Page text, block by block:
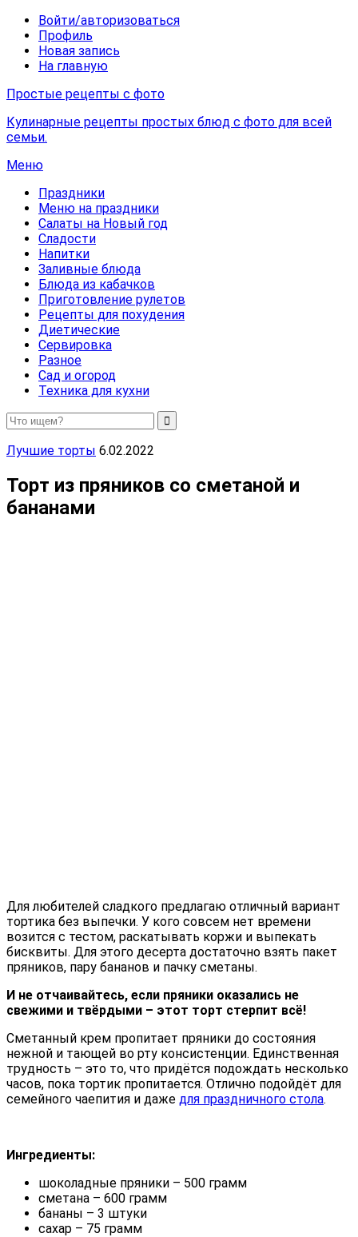
Войти/авторизоваться
Профиль
Новая запись
На главную
Простые рецепты с фото
Кулинарные рецепты простых блюд с фото для всей
семьи.
Меню
Праздники
Меню на праздники
Салаты на Новый год
Сладости
Напитки
Заливные блюда
Блюда из кабачков
Приготовление рулетов
Рецепты для похудения
Диетические
Сервировка
Разное
Сад и огород
Техника для кухни
Лучшие торты 6.02.2022
Торт из пряников со сметаной и
бананами
Для любителей сладкого предлагаю отличный вариант
тортика без выпечки. У кого совсем нет времени
возится с тестом, раскатывать коржи и выпекать
бисквиты. Для этого десерта достаточно взять пакет
пряников, пару бананов и пачку сметаны.
И не отчаивайтесь, если пряники оказались не
свежими и твёрдыми – этот торт стерпит всё!
Сметанный крем пропитает пряники до состояния
нежной и тающей во рту консистенции. Единственная
трудность – это то, что придётся подождать несколько
часов, пока тортик пропитается. Отлично подойдёт для
семейного чаепития и даже для праздничного стола.
Ингредиенты:
шоколадные пряники – 500 грамм
сметана – 600 грамм
бананы – 3 штуки
сахар – 75 грамм